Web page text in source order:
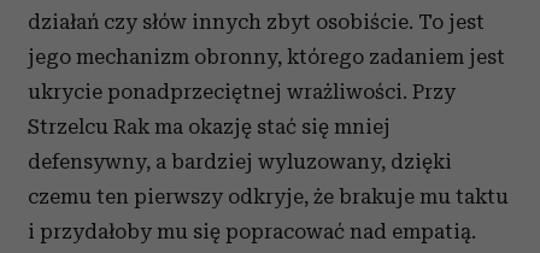
działań czy słów innych zbyt osobiście. To jest
jego mechanizm obronny, którego zadaniem jest
ukrycie ponadprzeciętnej wrażliwości. Przy
Strzelcu Rak ma okazję stać się mniej
defensywny, a bardziej wyluzowany, dzięki
czemu ten pierwszy odkryje, że brakuje mu taktu
i przydałoby mu się popracować nad empatią.